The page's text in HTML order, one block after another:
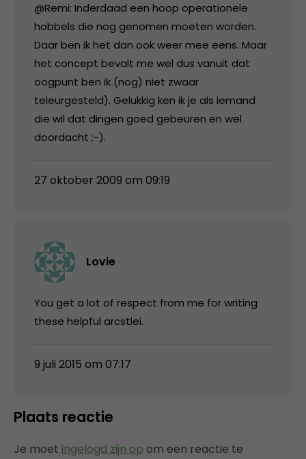
@Remi: Inderdaad een hoop operationele
hobbels die nog genomen moeten worden.
Daar ben ik het dan ook weer mee eens. Maar
het concept bevalt me wel dus vanuit dat
oogpunt ben ik (nog) niet zwaar
teleurgesteld). Gelukkig ken ik je als iemand
die wil dat dingen goed gebeuren en wel
doordacht ;-).
27 oktober 2009 om 09:19
Lovie
You get a lot of respect from me for writing
these helpful arcstlei.
9 juli 2015 om 07:17
Plaats reactie
Je moet ingelogd zijn op om een reactie te